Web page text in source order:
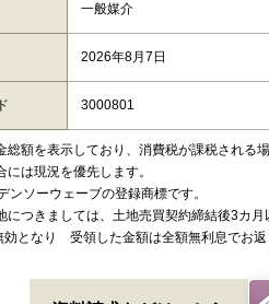
一般媒介
2026年8月7日
3000801
額を表示しており、消費税が課税される
は現況を優先します。
ソーウェーブの登録商標です。
つきましては、土地売買契約締結後3カ
となり 受領した金額は全額無利息でお返